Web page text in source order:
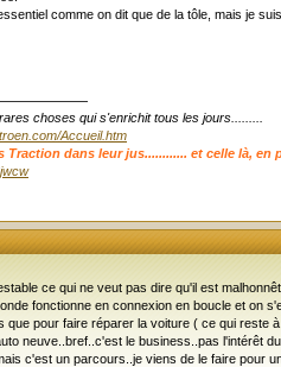
comme on dit que de la tôle, mais je
choses qui s'enrichit tous les jours.........
Accueil.htm
Traction dans leur jus............ et celle là, en
ce qui ne veut pas dire qu'il est
fonctionne en connexion en boucle et on
que pour faire réparer la voiture ( ce qui reste
neuve..bref..c'est le business..pas l'intérêt
c'est un parcours..je viens de le faire pour un